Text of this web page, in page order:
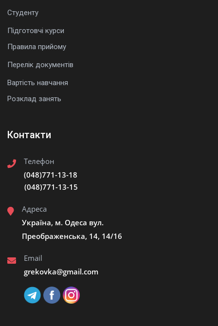
Студенту
Підготовчі курси
Правила прийому
Перелік документів
Вартість навчання
Розклад занять
Контакти
Телефон
(048)771-13-18
(048)771-13-15
Адреса
Україна, м. Одеса вул.
Преображенська, 14, 14/16
Email
grekovka@gmail.сom